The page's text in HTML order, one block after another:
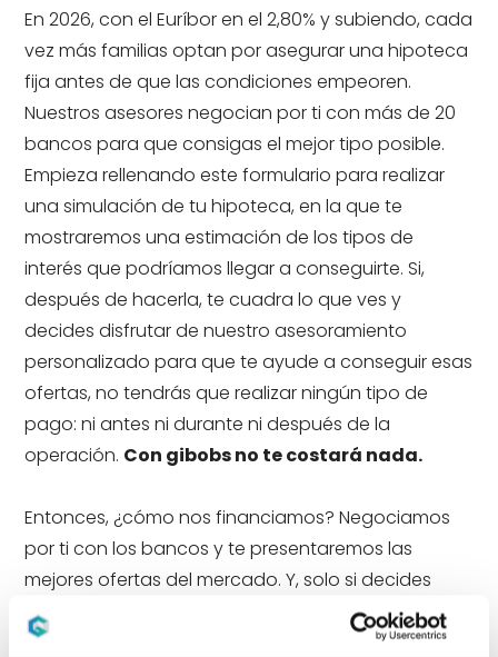
En 2026, con el Euríbor en el 2,80% y subiendo, cada
vez más familias optan por asegurar una hipoteca
fija antes de que las condiciones empeoren.
Nuestros asesores negocian por ti con más de 20
bancos para que consigas el mejor tipo posible.
Empieza rellenando este formulario para realizar
una simulación de tu hipoteca, en la que te
mostraremos una estimación de los tipos de
interés que podríamos llegar a conseguirte. Si,
después de hacerla, te cuadra lo que ves y
decides disfrutar de nuestro asesoramiento
personalizado para que te ayude a conseguir esas
ofertas, no tendrás que realizar ningún tipo de
pago: ni antes ni durante ni después de la
operación. Con gibobs no te costará nada.
Entonces, ¿cómo nos financiamos? Negociamos
por ti con los bancos y te presentaremos las
mejores ofertas del mercado. Y, solo si decides
aceptar alguna de esas ofertas, recibiremos una
comisión del banco.